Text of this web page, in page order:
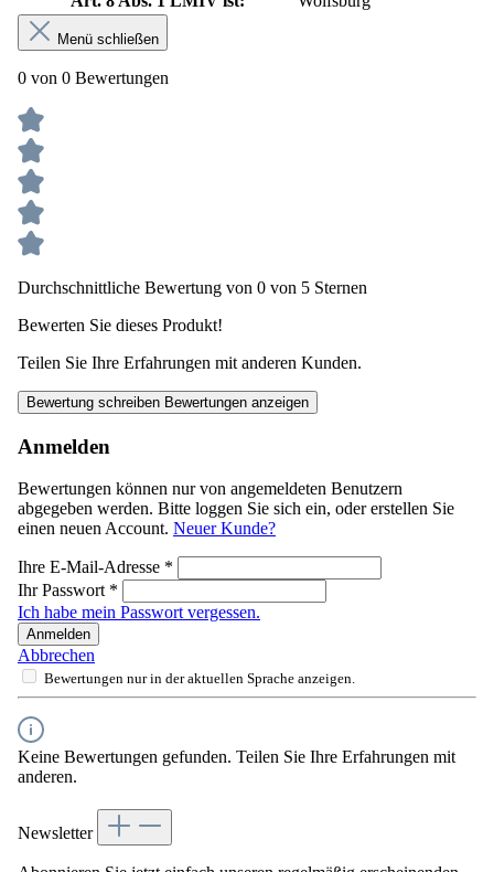
Menü schließen
0 von 0 Bewertungen
Durchschnittliche Bewertung von 0 von 5 Sternen
Bewerten Sie dieses Produkt!
Teilen Sie Ihre Erfahrungen mit anderen Kunden.
Bewertung schreiben Bewertungen anzeigen
Anmelden
Bewertungen können nur von angemeldeten Benutzern
abgegeben werden. Bitte loggen Sie sich ein, oder erstellen Sie
einen neuen Account. Neuer Kunde?
Ihre E-Mail-Adresse *
Ihr Passwort *
Ich habe mein Passwort vergessen.
Anmelden
Abbrechen
Bewertungen nur in der aktuellen Sprache anzeigen.
Keine Bewertungen gefunden. Teilen Sie Ihre Erfahrungen mit
anderen.
Newsletter